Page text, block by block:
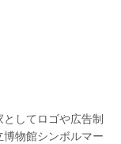
してロゴや広告制
物館シンボルマー